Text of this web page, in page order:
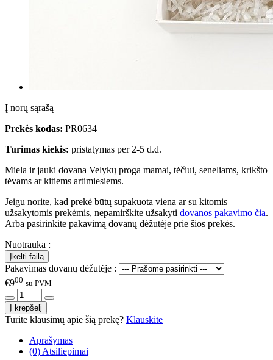
Į norų sąrašą
Prekės kodas: PR0634
Turimas kiekis: pristatymas per 2-5 d.d.
Miela ir jauki dovana Velykų proga mamai, tėčiui, seneliams, krikšto
tėvams ar kitiems artimiesiems.
Jeigu norite, kad prekė būtų supakuota viena ar su kitomis
užsakytomis prekėmis, nepamirškite užsakyti dovanos pakavimo čia.
Arba pasirinkite pakavimą dovanų dėžutėje prie šios prekės.
Nuotrauka :
Pakavimas dovanų dėžutėje :
€900 su PVM
Turite klausimų apie šią prekę? Klauskite
Aprašymas
(0) Atsiliepimai